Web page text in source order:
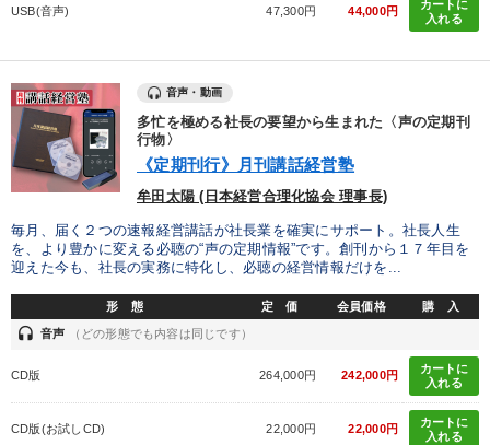
USB(音声) 47,300円 44,000円
カートに
入れる
音声・動画
多忙を極める社長の要望から生まれた〈声の定期刊
行物〉
《定期刊行》月刊講話経営塾
牟田太陽 (日本経営合理化協会 理事長)
毎月、届く２つの速報経営講話が社長業を確実にサポート。社長人生
を、より豊かに変える必聴の“声の定期情報”です。創刊から１７年目を
迎えた今も、社長の実務に特化し、必聴の経営情報だけを...
形 態 定 価 会員価格 購 入
headset 音声 （どの形態でも内容は同じです）
CD版 264,000円 242,000円
カートに
入れる
CD版(お試しCD) 22,000円 22,000円
カートに
入れる